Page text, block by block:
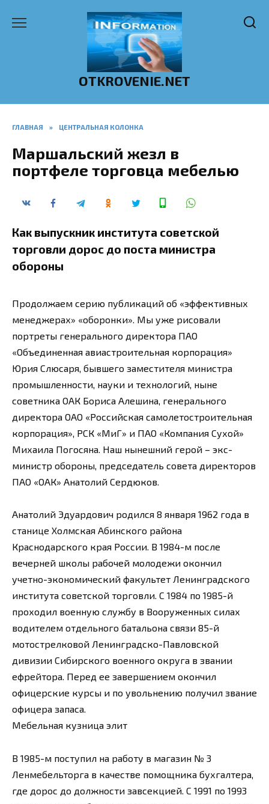
OTKROVENIE.NET
ГЛАВНАЯ » ЦЕНТРАЛЬНАЯ КОЛОНКА
Маршальский жезл в
портфеле торговца мебелью
Как выпускник института советской
торговли дорос до поста министра
обороны
Продолжаем серию публикаций об «эффективных
менеджерах» «оборонки». Мы уже рисовали
портреты генерального директора ПАО
«Объединенная авиастроительная корпорация»
Юрия Слюсаря, бывшего заместителя министра
промышленности, науки и технологий, ныне
советника ОАК Бориса Алешина, генерального
директора ОАО «Российская самолетостроительная
корпорация», РСК «МиГ» и ПАО «Компания Сухой»
Михаила Погосяна. Наш нынешний герой – экс-
министр обороны, председатель совета директоров
ПАО «ОАК» Анатолий Сердюков.
Анатолий Эдуардович родился 8 января 1962 года в
станице Холмская Абинского района
Краснодарского края России. В 1984-м после
вечерней школы рабочей молодежи окончил
учетно-экономический факультет Ленинградского
института советской торговли. С 1984 по 1985-й
проходил военную службу в Вооруженных силах
водителем отдельного батальона связи 85-й
мотострелковой Ленинградско-Павловской
дивизии Сибирского военного округа в звании
ефрейтора. Перед ее завершением окончил
офицерские курсы и по увольнению получил звание
офицера запаса.
Мебельная кузница элит
В 1985-м поступил на работу в магазин № 3
Ленмебельторга в качестве помощника бухгалтера,
где дорос до должности завсекцией. С 1991 по 1993